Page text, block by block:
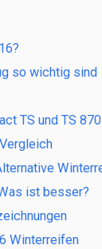
so wichtig sind
TS und TS 870
ist besser?
Winterreifen